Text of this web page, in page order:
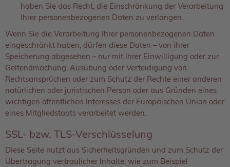
haben Sie das Recht, die Einschränkung der Verarbeitung
Ihrer personenbezogenen Daten zu verlangen.
Wenn Sie die Verarbeitung Ihrer personenbezogenen Daten
eingeschränkt haben, dürfen diese Daten – von ihrer
Speicherung abgesehen – nur mit Ihrer Einwilligung oder zur
Geltendmachung, Ausübung oder Verteidigung von
Rechtsansprüchen oder zum Schutz der Rechte einer anderen
natürlichen oder juristischen Person oder aus Gründen eines
wichtigen öffentlichen Interesses der Europäischen Union oder
eines Mitgliedstaats verarbeitet werden.
SSL- bzw. TLS-Verschlüsselung
Diese Seite nutzt aus Sicherheitsgründen und zum Schutz der
Übertragung vertraulicher Inhalte, wie zum Beispiel